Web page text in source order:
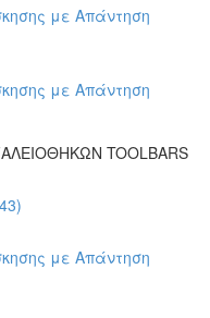
με Απάντηση
με Απάντηση
TOOLBARS
με Απάντηση